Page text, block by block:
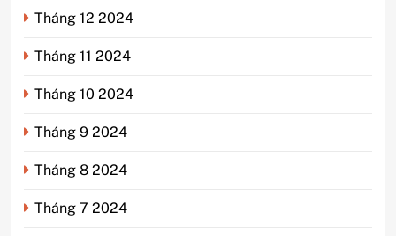
Tháng 12 2024
Tháng 11 2024
Tháng 10 2024
Tháng 9 2024
Tháng 8 2024
Tháng 7 2024